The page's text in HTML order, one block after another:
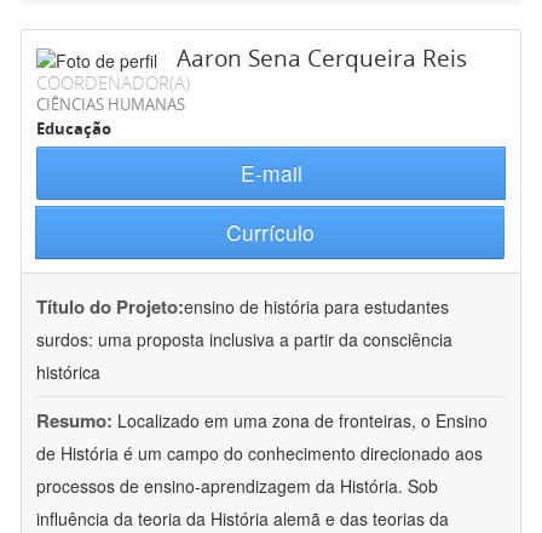
Aaron Sena Cerqueira Reis
COORDENADOR(A)
CIÊNCIAS HUMANAS
Educação
E-mail
Currículo
Título do Projeto:ensino de história para estudantes
surdos: uma proposta inclusiva a partir da consciência
histórica
Resumo: Localizado em uma zona de fronteiras, o Ensino
de História é um campo do conhecimento direcionado aos
processos de ensino-aprendizagem da História. Sob
influência da teoria da História alemã e das teorias da